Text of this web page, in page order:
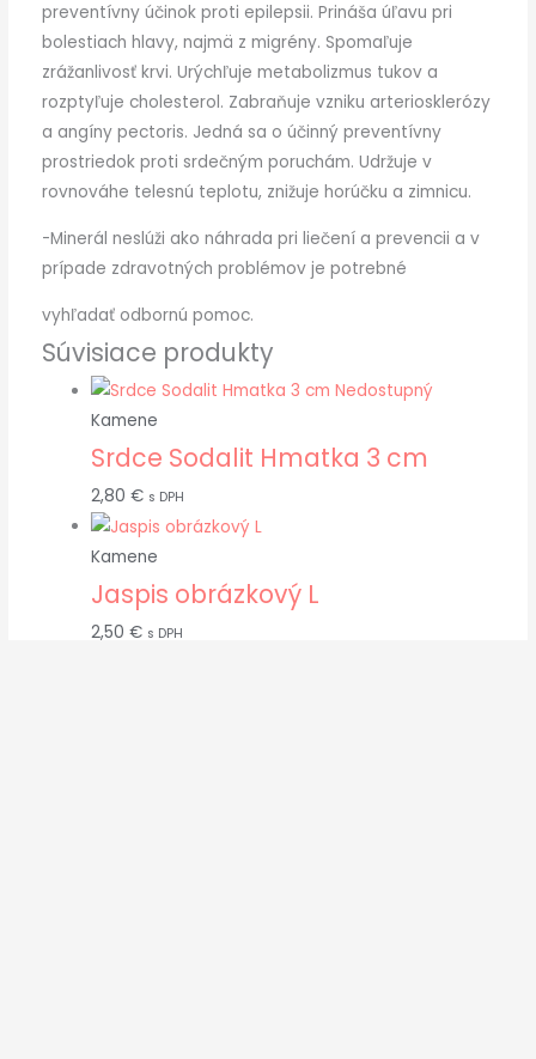
preventívny účinok proti epilepsii. Prináša úľavu pri
bolestiach hlavy, najmä z migrény. Spomaľuje
zrážanlivosť krvi. Urýchľuje metabolizmus tukov a
rozptyľuje cholesterol. Zabraňuje vzniku arteriosklerózy
a angíny pectoris. Jedná sa o účinný preventívny
prostriedok proti srdečným poruchám. Udržuje v
rovnováhe telesnú teplotu, znižuje horúčku a zimnicu.
-Minerál neslúži ako náhrada pri liečení a prevencii a v
prípade zdravotných problémov je potrebné
vyhľadať odbornú pomoc.
Súvisiace produkty
Nedostupný
Kamene
Srdce Sodalit Hmatka 3 cm
2,80 € s DPH
Kamene
Jaspis obrázkový L
2,50 € s DPH